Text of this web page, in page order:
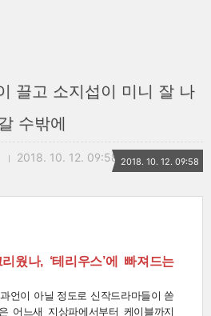
끌고 소지섭이 미니 잘 나
갈 수밖에
2018. 10. 12. 09:58 2018. 10. 12. 09:58
웠나, ‘테리우스’에 빠져드는
언이 아닐 정도로 신작드라마들이 쏟
어느새 지상파에서부터 케이블까지